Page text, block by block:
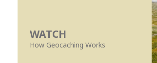
WATCH
How Geocaching Works